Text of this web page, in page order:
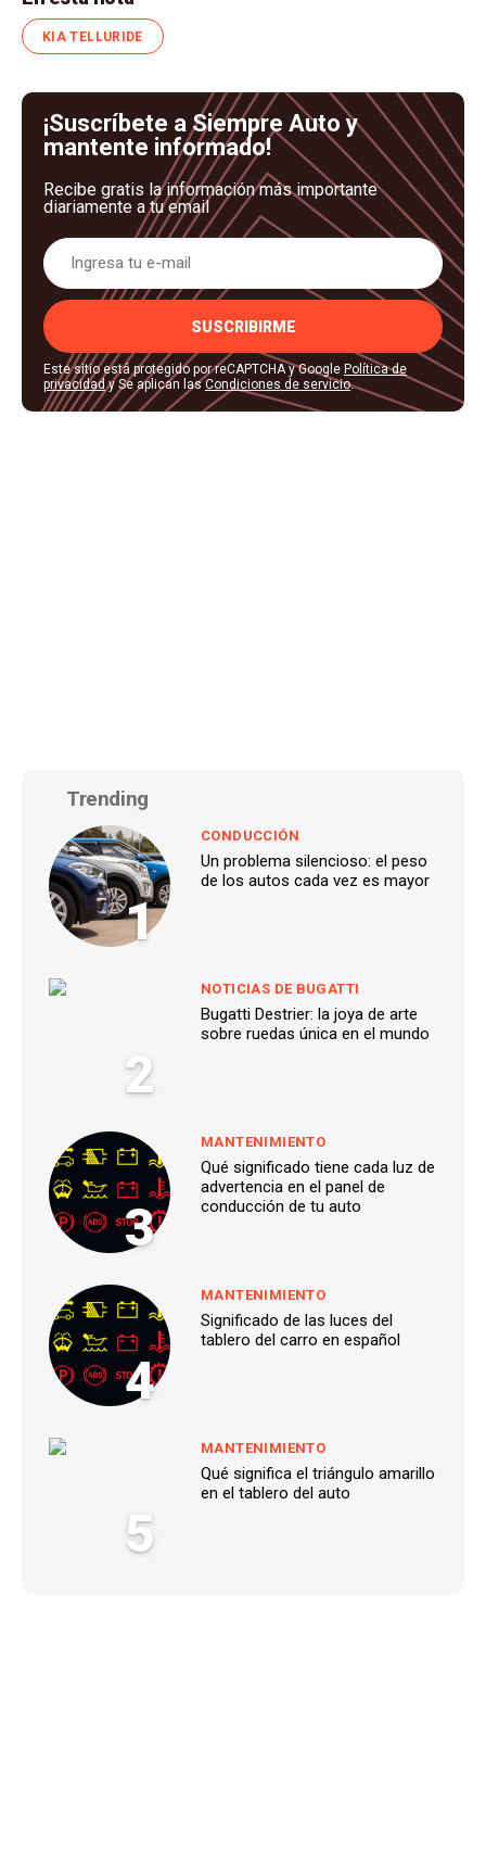
KIA TELLURIDE
¡Suscríbete a Siempre Auto y
mantente informado!
Recibe gratis la información más importante
diariamente a tu email
SUSCRIBIRME
Este sitio está protegido por reCAPTCHA y Google Política de
privacidady Se aplican lasCondiciones de servicio.
Trending
1
CONDUCCIÓN
Un problema silencioso: el peso
de los autos cada vez es mayor
2
NOTICIAS DE BUGATTI
Bugatti Destrier: la joya de arte
sobre ruedas única en el mundo
3
MANTENIMIENTO
Qué significado tiene cada luz de
advertencia en el panel de
conducción de tu auto
4
MANTENIMIENTO
Significado de las luces del
tablero del carro en español
5
MANTENIMIENTO
Qué significa el triángulo amarillo
en el tablero del auto